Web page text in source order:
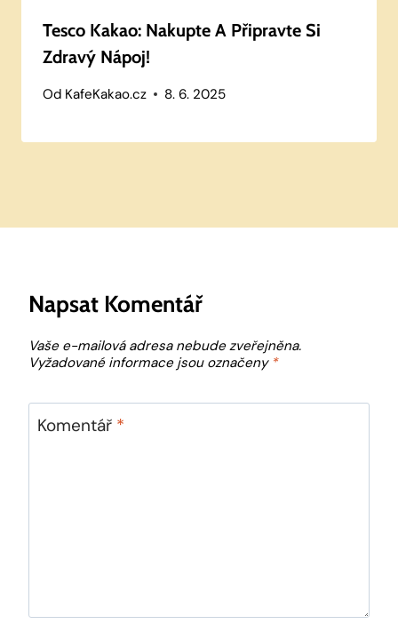
Tesco Kakao: Nakupte A Připravte Si
Zdravý Nápoj!
Od KafeKakao.cz 8. 6. 2025
Napsat Komentář
Vaše e-mailová adresa nebude zveřejněna.
Vyžadované informace jsou označeny *
Komentář *